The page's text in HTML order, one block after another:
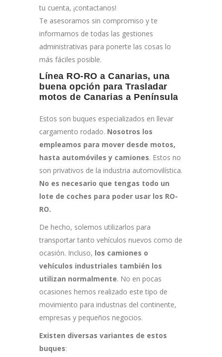
tu cuenta, ¡contactanos!
Te asesoramos sin compromiso y te
informamos de todas las gestiones
administrativas para ponerte las cosas lo
más fáciles posible.
Línea RO-RO a Canarias, una
buena opción para Trasladar
motos de Canarias a Península
Estos son buques especializados en llevar
cargamento rodado. Nosotros los
empleamos para mover desde motos,
hasta automóviles y camiones. Estos no
son privativos de la industria automovilística.
No es necesario que tengas todo un
lote de coches para poder usar los RO-
RO.
De hecho, solemos utilizarlos para
transportar tanto vehículos nuevos como de
ocasión. Incluso, los camiones o
vehículos industriales también los
utilizan normalmente. No en pocas
ocasiones hemos realizado este tipo de
movimiento para industrias del continente,
empresas y pequeños negocios.
Existen diversas variantes de estos
buques: